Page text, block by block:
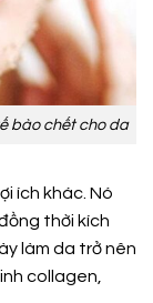
bào chết cho da
ích khác. Nó
thời kích
làm da trở nên
collagen,